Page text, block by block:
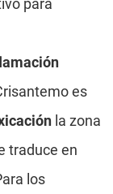
es
la zona
traduce en
los